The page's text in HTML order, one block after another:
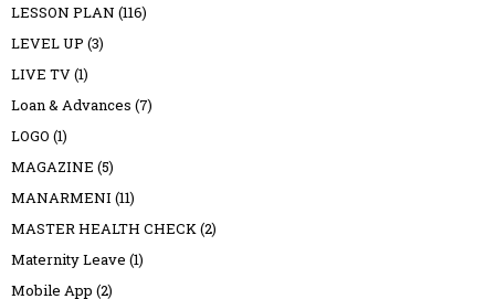
LESSON PLAN (116)
LEVEL UP (3)
LIVE TV(1)
Loan & Advances (7)
LOGO (1)
MAGAZINE (5)
MANARMENI (11)
MASTER HEALTH CHECK(2)
Maternity Leave (1)
Mobile App (2)